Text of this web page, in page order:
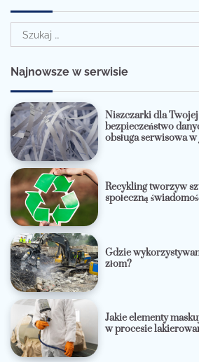
Szukaj:
Najnowsze w serwisie
Niszczarki dla
bezpieczeństwo
obsługa serwisowa
Recykling tworzyw
społeczną
Gdzie
złom?
Jakie elementy
w procesie